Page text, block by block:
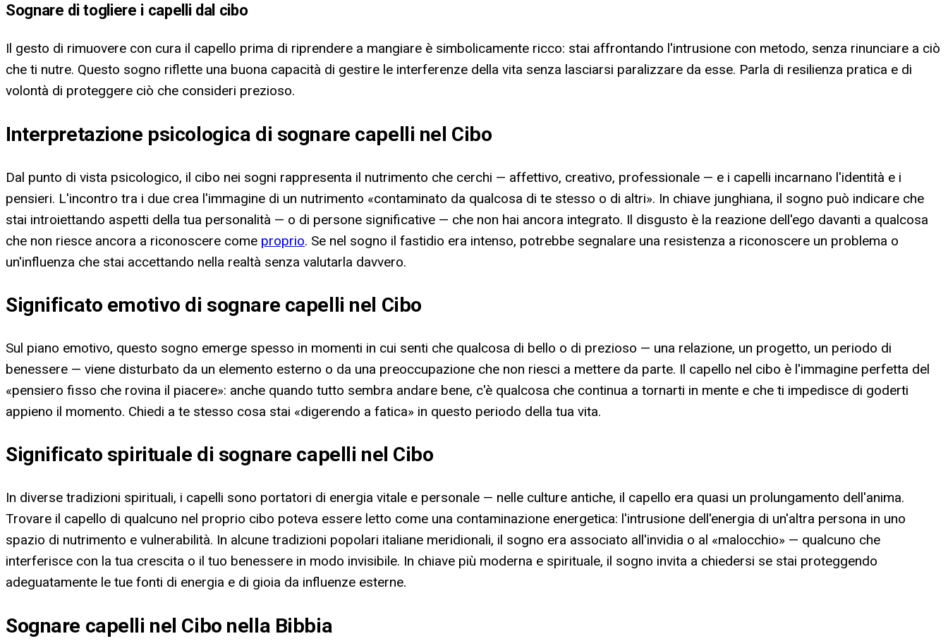
Sognare di togliere i capelli dal cibo
Il gesto di rimuovere con cura il capello prima di riprendere a mangiare è simbolicamente ricco: stai affrontando l'intrusione con metodo, senza rinunciare a ciò
che ti nutre. Questo sogno riflette una buona capacità di gestire le interferenze della vita senza lasciarsi paralizzare da esse. Parla di resilienza pratica e di
volontà di proteggere ciò che consideri prezioso.
Interpretazione psicologica di sognare capelli nel Cibo
Dal punto di vista psicologico, il cibo nei sogni rappresenta il nutrimento che cerchi — affettivo, creativo, professionale — e i capelli incarnano l'identità e i
pensieri. L'incontro tra i due crea l'immagine di un nutrimento «contaminato da qualcosa di te stesso o di altri». In chiave junghiana, il sogno può indicare che
stai introiettando aspetti della tua personalità — o di persone significative — che non hai ancora integrato. Il disgusto è la reazione dell'ego davanti a qualcosa
che non riesce ancora a riconoscere come proprio. Se nel sogno il fastidio era intenso, potrebbe segnalare una resistenza a riconoscere un problema o
un'influenza che stai accettando nella realtà senza valutarla davvero.
Significato emotivo di sognare capelli nel Cibo
Sul piano emotivo, questo sogno emerge spesso in momenti in cui senti che qualcosa di bello o di prezioso — una relazione, un progetto, un periodo di
benessere — viene disturbato da un elemento esterno o da una preoccupazione che non riesci a mettere da parte. Il capello nel cibo è l'immagine perfetta del
«pensiero fisso che rovina il piacere»: anche quando tutto sembra andare bene, c'è qualcosa che continua a tornarti in mente e che ti impedisce di goderti
appieno il momento. Chiedi a te stesso cosa stai «digerendo a fatica» in questo periodo della tua vita.
Significato spirituale di sognare capelli nel Cibo
In diverse tradizioni spirituali, i capelli sono portatori di energia vitale e personale — nelle culture antiche, il capello era quasi un prolungamento dell'anima.
Trovare il capello di qualcuno nel proprio cibo poteva essere letto come una contaminazione energetica: l'intrusione dell'energia di un'altra persona in uno
spazio di nutrimento e vulnerabilità. In alcune tradizioni popolari italiane meridionali, il sogno era associato all'invidia o al «malocchio» — qualcuno che
interferisce con la tua crescita o il tuo benessere in modo invisibile. In chiave più moderna e spirituale, il sogno invita a chiedersi se stai proteggendo
adeguatamente le tue fonti di energia e di gioia da influenze esterne.
Sognare capelli nel Cibo nella Bibbia